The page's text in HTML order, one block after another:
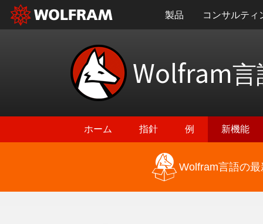
製品 コンサルティ
Wolfram言
ホーム 指針 例 新機能
Wolfram言語の